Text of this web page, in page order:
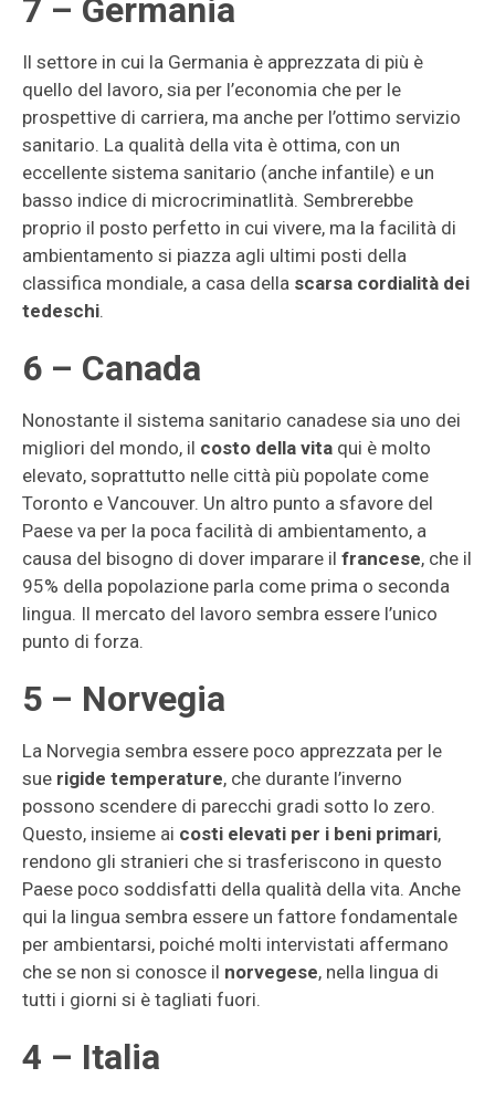
7 – Germania
Il settore in cui la Germania è apprezzata di più è
quello del lavoro, sia per l’economia che per le
prospettive di carriera, ma anche per l’ottimo servizio
sanitario. La qualità della vita è ottima, con un
eccellente sistema sanitario (anche infantile) e un
basso indice di microcriminatlità. Sembrerebbe
proprio il posto perfetto in cui vivere, ma la facilità di
ambientamento si piazza agli ultimi posti della
classifica mondiale, a casa della scarsa cordialità dei
tedeschi.
6 – Canada
Nonostante il sistema sanitario canadese sia uno dei
migliori del mondo, il costo della vita qui è molto
elevato, soprattutto nelle città più popolate come
Toronto e Vancouver. Un altro punto a sfavore del
Paese va per la poca facilità di ambientamento, a
causa del bisogno di dover imparare il francese, che il
95% della popolazione parla come prima o seconda
lingua. Il mercato del lavoro sembra essere l’unico
punto di forza.
5 – Norvegia
La Norvegia sembra essere poco apprezzata per le
sue rigide temperature, che durante l’inverno
possono scendere di parecchi gradi sotto lo zero.
Questo, insieme ai costi elevati per i beni primari,
rendono gli stranieri che si trasferiscono in questo
Paese poco soddisfatti della qualità della vita. Anche
qui la lingua sembra essere un fattore fondamentale
per ambientarsi, poiché molti intervistati affermano
che se non si conosce il norvegese, nella lingua di
tutti i giorni si è tagliati fuori.
4 – Italia